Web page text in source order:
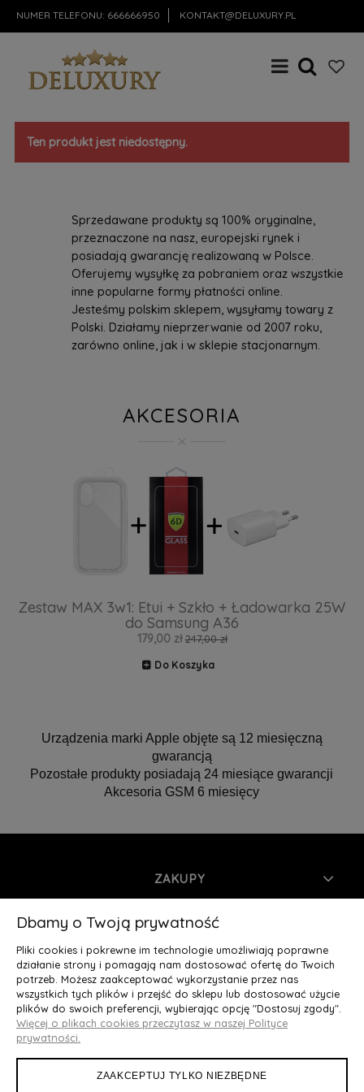
NUMER TELEFONU: 666666950 KONTAKT@DELUXURY.PL
Ten produkt jest niedostępny.
Sprzedawane produkty są 100% oryginalne,
przeznaczone na nasz, europejski rynek i
posiadają gwarancję realizowaną w Polsce.
Oferujemy wysyłkę za pobraniem oraz wszystkie
inne popularne formy płatności online.
Jesteśmy polskim sklepem, wysyłamy towary z
Polski. Działamy nieprzerwanie od 2007 roku,
zarówno online, jak i w sklepie stacjonarnym.
AKCESORIA
Zestaw MAX 3w1: Etui + Szkło + Ładowarka 25W
do Samsung A36
179,00 zł 247,00 zł
Do Koszyka
Urządzenia marki Apple objęte są 12 miesięczną
gwarancją
Pozostałe produkty posiadają 24 miesiące gwarancji
Akcesoria GSM 6 miesięcy
ZAKUPY
INFORMACJE
MOJE KONTO
O NAS
Deluxury.pl
Dbamy o Twoją prywatność
Pliki cookies i pokrewne im technologie umożliwiają poprawne
działanie strony i pomagają nam dostosować ofertę do Twoich
potrzeb. Możesz zaakceptować wykorzystanie przez nas
wszystkich tych plików i przejść do sklepu lub dostosować użycie
plików do swoich preferencji, wybierając opcję "Dostosuj zgody".
Więcej o plikach cookies przeczytasz w naszej Polityce
prywatności.
ZAAKCEPTUJ TYLKO NIEZBĘDNE